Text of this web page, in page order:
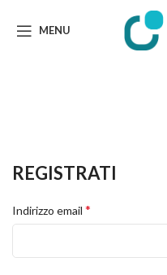
MENU
REGISTRATI
Indirizzo email *